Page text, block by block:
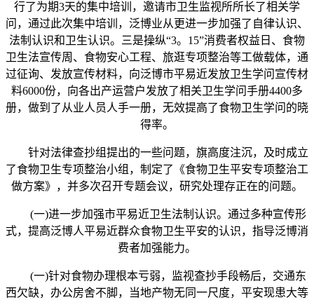
行了为期3天的集中培训，邀请市卫生监视所所长了相关学
问，通过此次集中培训，泛博业从更进一步加强了自律认识、
法制认识和卫生认识。三是操纵“3。15”消费者权益日、食物
卫生法宣传周、食物安心工程、旅逛专项整治等工做载体，通
过征询、发放宣传材料，向泛博市平易近发放卫生学问宣传材
料6000份，向各出产运营户发放了相关卫生学问手册4400多
册，做到了从业人员人手一册，无效提高了食物卫生学问的晓
得率。
针对法律查抄组提出的一些问题，旗高度注沉，及时成立
了食物卫生专项整治小组，制定了《食物卫生平安专项整治工
做方案》，并多次召开专题会议，研究处理存正在的问题。
(一)进一步加强市平易近卫生法制认识。通过多种宣传形
式，提高泛博人平易近群众食物卫生平安的认识，指导泛博消
费者加强能力。
(一)针对食物办理根本亏弱，监视查抄手段畅后，交通东
西欠缺，办公房舍不脚，当地产物无同一尺度，平安现患大等